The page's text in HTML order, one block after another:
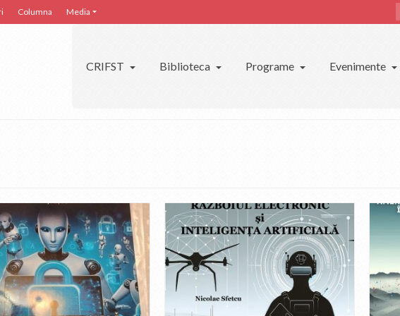
Columna Media
CRIFST Biblioteca Programe Evenimente